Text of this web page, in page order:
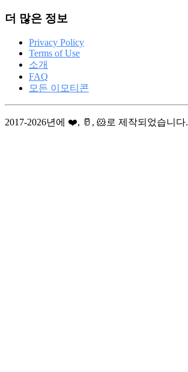
더 많은 정보
Privacy Policy
Terms of Use
소개
FAQ
모든 이모티콘
2017-2026년에 ❤️, 🥛, 🐹로 제작되었습니다.